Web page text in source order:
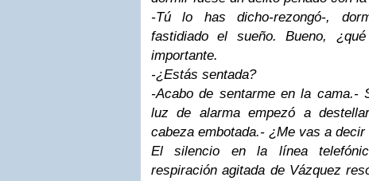
-Tú lo has dicho-rezongó-,
fastidiado el sueño. Bueno,
importante.
-¿Estás sentada?
-Acabo de sentarme en la cama.-
luz de alarma empezó a
cabeza embotada.- ¿Me vas a
El silencio en la línea
respiración agitada de Vázquez